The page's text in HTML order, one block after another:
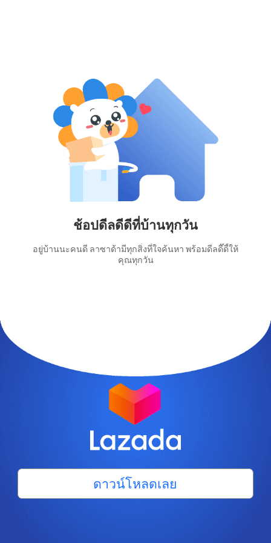
ช้อปดีลดีดีที่บ้านทุกวัน
อยู่บ้านนะคนดี ลาซาด้ามีทุกสิ่งที่ใจค้นหา พร้อมดีลดี๊ดี้ให้
คุณทุกวัน
ดาวน์โหลดเลย